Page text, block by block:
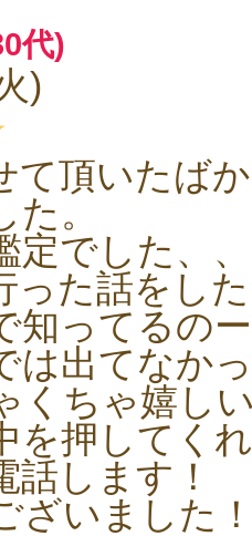
代)
)
て頂いたば
。
定でした、
った話をし
知ってるの
は出てなか
くちゃ嬉し
を押してく
話します！
ざいました